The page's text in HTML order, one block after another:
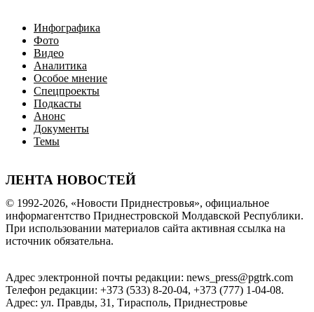
Инфографика
Фото
Видео
Аналитика
Особое мнение
Спецпроекты
Подкасты
Анонс
Документы
Темы
ЛЕНТА НОВОСТЕЙ
© 1992-2026, «Новости Приднестровья», официальное
информагентство Приднестровской Молдавской Республики.
При использовании материалов сайта активная ссылка на
источник обязательна.
Адрес электронной почты редакции: news_press@pgtrk.com
Телефон редакции: +373 (533) 8-20-04, +373 (777) 1-04-08.
Адрес: ул. Правды, 31, Тирасполь, Приднестровье